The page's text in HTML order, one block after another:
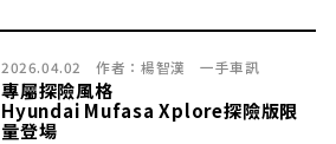
2026.04.02 作者： 楊智漢 一手車訊
專屬探險風格
Hyundai Mufasa Xplore探險版限
量登場